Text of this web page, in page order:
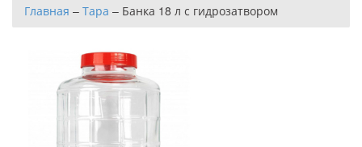
Главная – Тара – Банка 18 л с гидрозатвором